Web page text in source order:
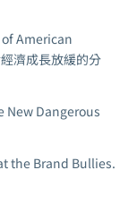
American
濟成長放緩的分
New Dangerous
the Brand Bullies.